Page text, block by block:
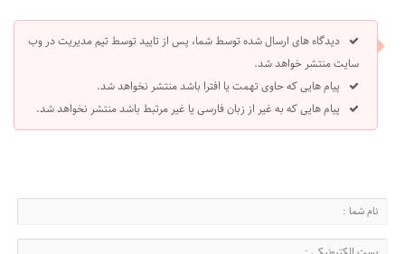
دیدگاه های ارسال شده توسط شما، پس از تایید توسط تیم مدیریت در وب
سایت منتشر خواهد شد.
پیام هایی که حاوی تهمت یا افترا باشد منتشر نخواهد شد.
پیام هایی که به غیر از زبان فارسی یا غیر مرتبط باشد منتشر نخواهد شد.